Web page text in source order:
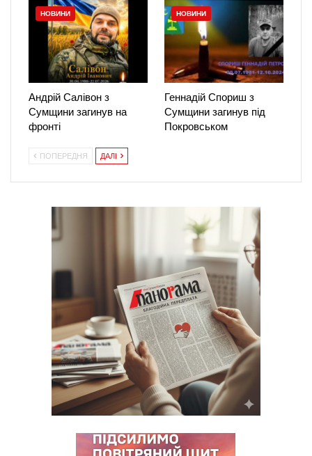
НОВИНИ
Андрій Салівон з
Сумщини загинув на
фронті
НОВИНИ
Геннадій Спориш з
Сумщини загинув під
Покровськом
ПОПЕРЕДНЯ ДАЛІ